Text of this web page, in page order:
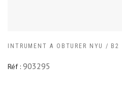
INTRUMENT A OBTURER NYU / B2
Réf : 903295